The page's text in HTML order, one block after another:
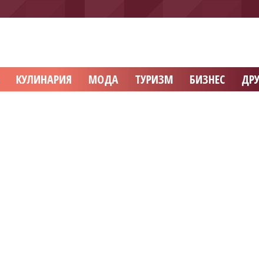
КУЛИНАРИЯ МОДА ТУРИЗМ БИЗНЕС